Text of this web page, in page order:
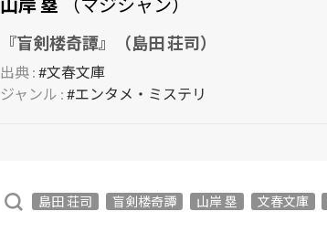
山岸 塁 （マジシャン）
『盲剣楼奇譚』（島田 荘司）
出典 : #文春文庫
ジャンル : #エンタメ・ミステリ
島田 荘司 盲剣楼奇譚 山岸 塁 文春文庫